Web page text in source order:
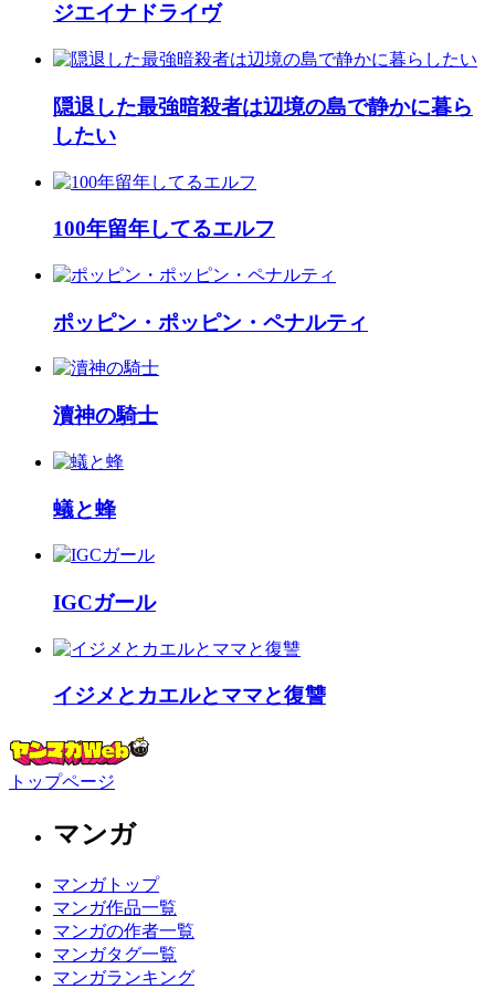
ジエイナドライヴ
隠退した最強暗殺者は辺境の島で静かに暮ら
したい
100年留年してるエルフ
ポッピン・ポッピン・ペナルティ
瀆神の騎士
蟻と蜂
IGCガール
イジメとカエルとママと復讐
トップページ
マンガ
マンガトップ
マンガ作品一覧
マンガの作者一覧
マンガタグ一覧
マンガランキング